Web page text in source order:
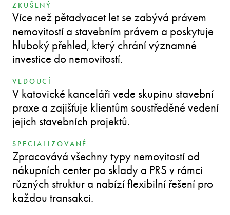
ZKUŠENÝ
Více než pětadvacet let se zabývá právem
nemovitostí a stavebním právem a poskytuje
hluboký přehled, který chrání významné
investice do nemovitostí.
VEDOUCÍ
V katovické kanceláři vede skupinu stavební
praxe a zajišťuje klientům soustředěné vedení
jejich stavebních projektů.
SPECIALIZOVANÉ
Zpracovává všechny typy nemovitostí od
nákupních center po sklady a PRS v rámci
různých struktur a nabízí flexibilní řešení pro
každou transakci.